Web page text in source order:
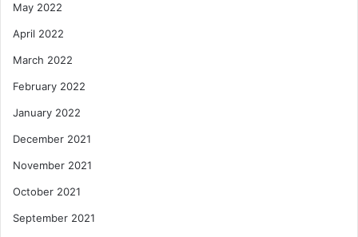
May 2022
April 2022
March 2022
February 2022
January 2022
December 2021
November 2021
October 2021
September 2021